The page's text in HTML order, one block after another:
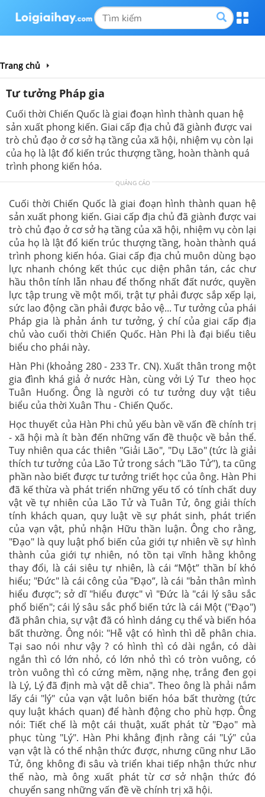
Trang chủ
Tư tưởng Pháp gia
Cuối thời Chiến Quốc là giai đoạn hình thành quan hệ
sản xuất phong kiến. Giai cấp địa chủ đã giành được vai
trò chủ đạo ở cơ sở hạ tầng của xã hội, nhiệm vụ còn lại
của họ là lật đổ kiến trúc thượng tầng, hoàn thành quá
trình phong kiến hóa.
QUẢNG CÁO
Cuối thời Chiến Quốc là giai đoạn hình thành quan hệ
sản xuất phong kiến. Giai cấp địa chủ đã giành được vai
trò chủ đạo ở cơ sở hạ tầng của xã hội, nhiệm vụ còn lại
của họ là lật đổ kiến trúc thượng tầng, hoàn thành quá
trình phong kiến hóa. Giai cấp địa chủ muôn dùng bạo
lực nhanh chóng kết thúc cục diện phân tán, các chư
hầu thôn tính lẫn nhau để thống nhất đất nước, quyền
lực tập trung về một mối, trật tự phải được sắp xếp lại,
sức lao động cần phải được bảo vệ... Tư tưởng của phái
Pháp gia là phản ánh tư tưởng, ý chí của giai cấp địa
chủ vào cuối thời Chiến Quốc. Hàn Phi là đại biểu tiêu
biểu cho phái này.
Hàn Phi (khoảng 280 - 233 Tr. CN). Xuất thân trong một
gia đình khá giả ở nước Hàn, cùng vởi Lý Tư theo học
Tuân Huống. Ông là người có tư tưởng duy vật tiêu
biểu của thời Xuân Thu - Chiến Quốc.
Học thuyết của Hàn Phi chủ yếu bàn về vấn đề chính trị
- xã hội mà ít bàn đến những vấn đề thuộc về bản thể.
Tuy nhiên qua các thiên "Giải Lão", "Dụ Lão" (tức là giải
thích tư tưởng của Lão Tử trong sách "Lão Tử"), ta cũng
phần nào biết được tư tưởng triết học của ông. Hàn Phi
đã kế thừa và phát triển những yếu tố có tính chất duy
vật về tự nhiên của Lão Tử và Tuân Tử, ông giải thích
tính khách quan, quy luật về sự phát sinh, phát triển
của vạn vật, phủ nhận Hữu thần luận. Ông cho rằng,
"Đạo" là quy luật phổ biến của giới tự nhiên về sự hình
thành của giới tự nhiên, nó tồn tại vĩnh hằng không
thay đổi, là cái siêu tự nhiên, là cái “Một” thần bí khó
hiểu; "Đức" là cái công của "Đạo”, là cái "bản thân mình
hiểu được"; sở dĩ "hiểu được" vì "Đức là "cái lý sâu sắc
phổ biến"; cái lý sâu sắc phổ biến tức là cái Một ("Đạo")
đã phân chia, sự vật đã có hình dáng cụ thể và biến hóa
bất thường. Ông nói: "Hễ vật có hình thì dễ phân chia.
Tại sao nói như vậy ? có hình thì có dài ngắn, có dài
ngắn thì có lớn nhỏ, có lớn nhỏ thì có tròn vuông, có
tròn vuông thì có cứng mềm, nặng nhẹ, trắng đen gọi
là Lý, Lý đã định mà vật dễ chia". Theo ông là phải nắm
lấy cái "lý" của vạn vật luôn biến hóa bất thường (tức
quy luật khách quan) để hành động cho phù hợp. Ông
nói: Tiết chế là một cái thuật, xuất phát từ "Đạo" mà
phục tùng "Lý". Hàn Phi khẳng định rằng cái "Lý" của
vạn vật là có thể nhận thức được, nhưng cũng như Lão
Tử, ông không đi sâu và triển khai tiếp nhận thức như
thế nào, mà ông xuất phát từ cơ sở nhận thức đó
chuyển sang những vấn đề về chính trị xã hội.